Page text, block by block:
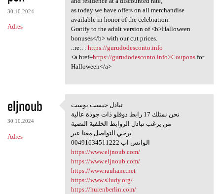
30.10.2024
Adres
as today we have offers on all merchandise
available in honor of the celebration.
Gratify to the adult version of <b>Halloween
bonuses</b> with our cut prices.
.:re:. : https://gurudodesconto.info
<a href=https://gurudodesconto.info>Couponsfor
Halloween</a>
eljnoub
30.10.2024
Adres
تبادل جيست بوست
تبادل جيست بوست
نحن نمتلك 17 رابط دوفلو ذات جودة عالية
من يرغب تبادل الروابط الخلفية النصية
يرجي التواصل معنا عبر
00491634511222 الواتس اب
https://www.eljnoub.com/
https://www.eljnoub.com/
https://www.rauhane.net
https://www.s3udy.org/
https://hurenberlin.com/